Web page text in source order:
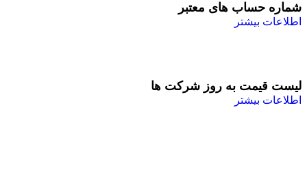
شماره حساب های معتبر
اطلاعات بیشتر
لیست قیمت به روز شرکت ها
اطلاعات بیشتر